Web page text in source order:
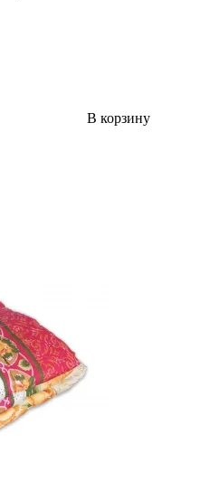
В корзину